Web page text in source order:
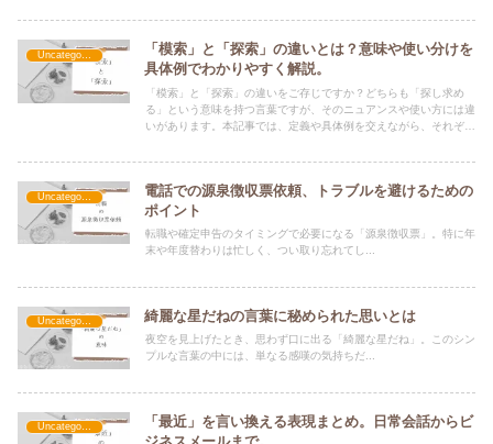
「模索」と「探索」の違いとは？意味や使い分けを
具体例でわかりやすく解説。
「模索」と「探索」の違いをご存じですか？どちらも「探し求め
る」という意味を持つ言葉ですが、そのニュアンスや使い方には違
いがあります。本記事では、定義や具体例を交えながら、それぞれ
電話での源泉徴収票依頼、トラブルを避けるための
ポイント
転職や確定申告のタイミングで必要になる「源泉徴収票」。特に年
末や年度替わりは忙しく、つい取り忘れてし...
Uncategorized 綺麗な星だねの言葉に秘められた思いとは
夜空を見上げたとき、思わず口に出る「綺麗な星だね」。このシン
プルな言葉の中には、単なる感嘆の気持ちだ...
Uncategorized
「最近」を言い換える表現まとめ。日常会話からビ